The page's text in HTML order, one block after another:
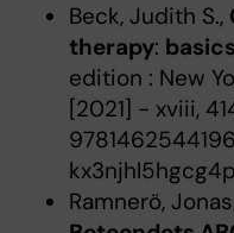
Beck, Judith S.,
therapy:
edition : New
[2021] - xviii,
Ramnerö,